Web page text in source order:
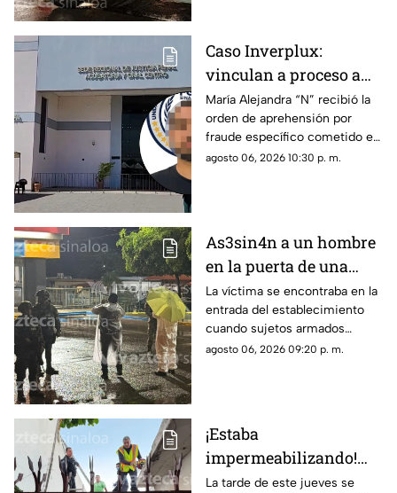
Caso Inverplux:
vinculan a proceso a
Isaac Andrey “N” y
detienen a segunda
implicada en
megafraude
María Alejandra “N” recibió la
orden de aprehensión por
fraude específico cometido en
Sinaloa, mientras que el primer
agosto 06, 2026 10:30 p. m.
As3sin4n a un hombre
en la puerta de una
tienda de conveniencia
en la Emiliano Zapata,
Culiacán
La víctima se encontraba en la
entrada del establecimiento
cuando sujetos armados
abrieron fuego contra él
agosto 06, 2026 09:20 p. m.
¡Estaba
impermeabilizando!
Hombre recibe
La tarde de este jueves se